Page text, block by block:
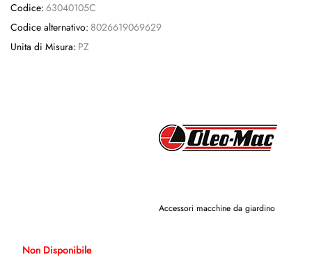
Codice: 63040105C
Codice alternativo: 8026619069629
Unita di Misura: PZ
Accessori macchine da giardino
Non Disponibile